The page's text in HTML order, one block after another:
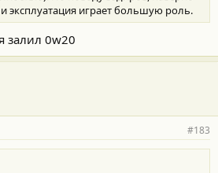
эксплуатация играет большую роль.
залил 0w20
#183